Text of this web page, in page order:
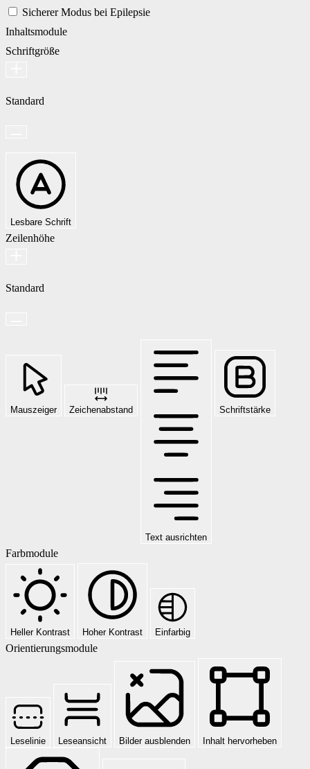
Sicherer Modus bei Epilepsie
Inhaltsmodule
Schriftgröße
Standard
Lesbare Schrift
Zeilenhöhe
Standard
Mauszeiger Zeichenabstand
Text ausrichten
Schriftstärke
Farbmodule
Heller Kontrast Hoher Kontrast Einfarbig
Orientierungsmodule
Leselinie Leseansicht Bilder ausblenden Inhalt hervorheben